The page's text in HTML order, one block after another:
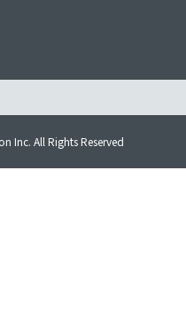
Inc. All Rights Reserved